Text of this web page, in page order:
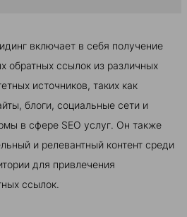
включает в себя получение
обратных ссылок из различных
источников, таких как
блоги, социальные сети и
в сфере SEO услуг. Он также
и релевантный контент среди
для привлечения
ссылок.